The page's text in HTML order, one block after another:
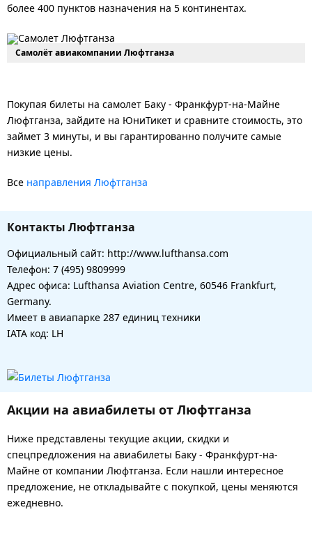
более 400 пунктов назначения на 5 континентах.
Самолёт авиакомпании Люфтганза
Покупая билеты на самолет Баку - Франкфурт-на-Майне
Люфтганза, зайдите на ЮниТикет и сравните стоимость, это
займет 3 минуты, и вы гарантированно получите самые
низкие цены.
Все направления Люфтганза
Контакты Люфтганза
Официальный сайт: http://www.lufthansa.com
Телефон: 7 (495) 9809999
Адрес офиса: Lufthansa Aviation Centre, 60546 Frankfurt,
Germany.
Имеет в авиапарке 287 единиц техники
IATA код: LH
Акции на авиабилеты от Люфтганза
Ниже представлены текущие акции, скидки и
спецпредложения на авиабилеты Баку - Франкфурт-на-
Майне от компании Люфтганза. Если нашли интересное
предложение, не откладывайте с покупкой, цены меняются
ежедневно.